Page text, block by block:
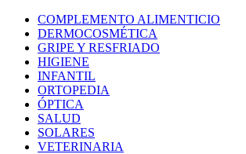
COMPLEMENTO ALIMENTICIO
DERMOCOSMÉTICA
GRIPE Y RESFRIADO
HIGIENE
INFANTIL
ORTOPEDIA
ÓPTICA
SALUD
SOLARES
VETERINARIA